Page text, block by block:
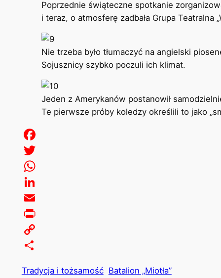
Poprzednie świąteczne spotkanie
i teraz, o atmosferę zadbała Grupa Teatralna
Nie trzeba było tłumaczyć na angielski
Sojusznicy szybko poczuli ich klimat.
Jeden z Amerykanów postanowił
Te pierwsze próby koledzy określili to jako
Facebook
Twitter
WhatsApp
LinkedIn
Email
Print
Copy
Tradycja i tożsamość Batalion „Miotła”